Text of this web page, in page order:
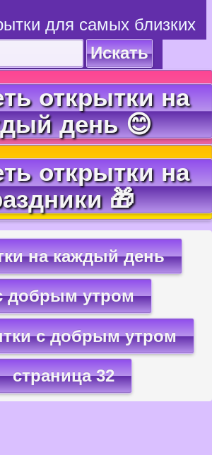
для самых близких
Искать
открытки на
день 😊
открытки на
🎁
на каждый день
добрым утром
с добрым утром
страница 32